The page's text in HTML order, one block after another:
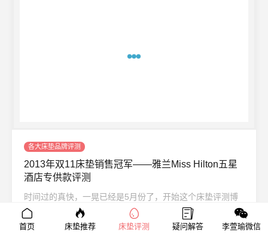
各大床垫品牌评测
2013年双11床垫销售冠军——雅兰Miss Hilton五星
酒店专供款评测
时间过的真快，一晃已经是5月份了，开始这个床垫评测博
客也有一年半了，在这段时间里，大家给我了很多帮助和宝
贵建议， ...
首页 床垫推荐 床垫评测 疑问解答 李萱瑜微信